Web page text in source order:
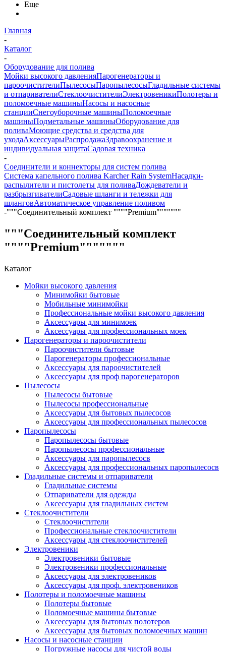
Еще
Главная
-
Каталог
-
Оборудование для полива
Мойки высокого давленияПарогенераторы и
пароочистителиПылесосыПаропылесосыГладильные системы
и отпаривателиСтеклоочистителиЭлектровеникиПолотеры и
поломоечные машиныНасосы и насосные
станцииСнегоуборочные машиныПоломоечные
машиныПодметальные машиныОборудование для
поливаМоющие средства и средства для
уходаАксессуарыРаспродажаЗдравоохранение и
индивидуальная защитаСадовая техника
-
Соединители и коннекторы для систем полива
Система капельного полива Karcher Rain SystemНасадки-
распылители и пистолеты для поливаДождеватели и
разбрызгивателиСадовые шланги и тележки для
шланговАвтоматическое управление поливом
-"""Соединительный комплект """"Premium"""""""
"""Соединительный комплект
""""Premium"""""""
Каталог
Мойки высокого давления
Минимойки бытовые
Мобильные минимойки
Профессиональные мойки высокого давления
Аксессуары для минимоек
Аксессуары для профессиональных моек
Парогенераторы и пароочистители
Пароочистители бытовые
Парогенераторы профессиональные
Аксессуары для пароочистителей
Аксессуары для проф парогенераторов
Пылесосы
Пылесосы бытовые
Пылесосы профессиональные
Аксессуары для бытовых пылесосов
Аксессуары для профессиональных пылесосов
Паропылесосы
Паропылесосы бытовые
Паропылесосы профессиональные
Аксессуары для паропылесосв
Аксессуары для профессиональных паропылесосв
Гладильные системы и отпариватели
Гладильные системы
Отпариватели для одежды
Аксессуары для гладильных систем
Стеклоочистители
Стеклоочистители
Профессиональные стеклоочистители
Аксессуары для стеклоочистителей
Электровеники
Электровеники бытовые
Электровеники профессиональные
Аксессуары для электровеников
Аксессуары для проф. электровеников
Полотеры и поломоечные машины
Полотеры бытовые
Поломоечные машины бытовые
Аксессуары для бытовых полотеров
Аксессуары для бытовых поломоечных машин
Насосы и насосные станции
Погружные насосы для чистой воды